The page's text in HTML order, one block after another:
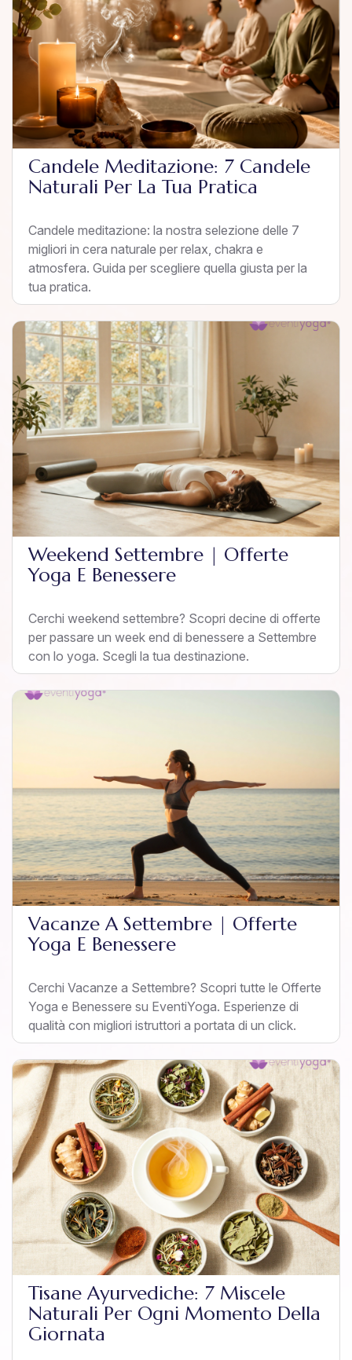
Candele Meditazione: 7 Candele
Naturali Per La Tua Pratica
Candele meditazione: la nostra selezione delle 7
migliori in cera naturale per relax, chakra e
atmosfera. Guida per scegliere quella giusta per la
tua pratica.
Weekend Settembre | Offerte
Yoga E Benessere
Cerchi weekend settembre? Scopri decine di offerte
per passare un week end di benessere a Settembre
con lo yoga. Scegli la tua destinazione.
Vacanze A Settembre | Offerte
Yoga E Benessere
Cerchi Vacanze a Settembre? Scopri tutte le Offerte
Yoga e Benessere su EventiYoga. Esperienze di
qualità con migliori istruttori a portata di un click.
Tisane Ayurvediche: 7 Miscele
Naturali Per Ogni Momento Della
Giornata